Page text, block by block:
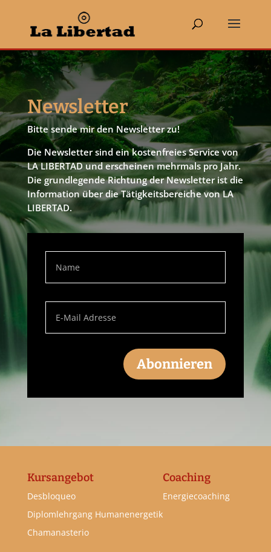
Newsletter
Bitte sende mir den Newsletter zu!
Die Newsletter sind ein kostenfreies Service von
LA LIBERTAD und erscheinen mehrmals pro Jahr.
Die grundlegende Richtung der Newsletter ist die
Information über die Tätigkeitsbereiche von LA
LIBERTAD.
Abonnieren
Kursangebot
Desbloqueo
Diplomlehrgang Humanenergetik
Chamanasterio
Coaching
Energiecoaching